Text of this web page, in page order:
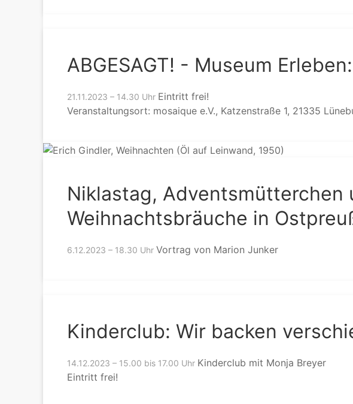
ABGESAGT! - Museum
21.11.2023 – 14.30 Uhr Eintritt frei!
Veranstaltungsort: mosaique e.V., Katzenstraße 1, 21335
Niklastag, Adventsmütterchen
Weihnachtsbräuche in
6.12.2023 – 18.30 Uhr Vortrag von Marion Junker
Kinderclub: Wir backen
14.12.2023 – 15.00 bis 17.00 Uhr Kinderclub mit Monja Breyer
Eintritt frei!